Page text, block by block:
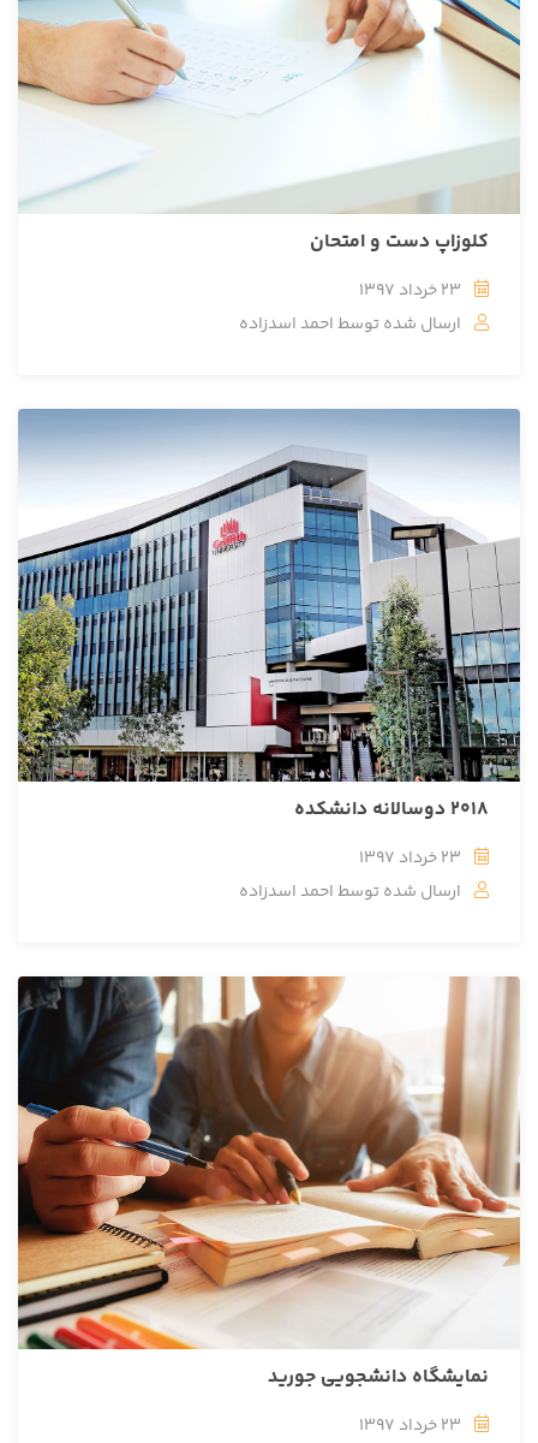
کلوزاپ دست و امتحان
23 خرداد 1397
ارسال شده توسط احمد اسدزاده
2018 دوسالانه دانشکده
23 خرداد 1397
ارسال شده توسط احمد اسدزاده
نمایشگاه دانشجویی جورید
23 خرداد 1397